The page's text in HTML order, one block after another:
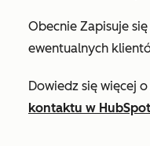
Obecnie Zapisuje
ewentualnych
Dowiedz się więcej o
kontaktu w HubSpot